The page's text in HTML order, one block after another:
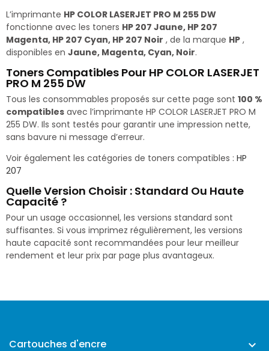
L’imprimante HP COLOR LASERJET PRO M 255 DW
fonctionne avec les toners HP 207 Jaune, HP 207
Magenta, HP 207 Cyan, HP 207 Noir , de la marque HP ,
disponibles en Jaune, Magenta, Cyan, Noir.
Toners Compatibles Pour HP COLOR LASERJET
PRO M 255 DW
Tous les consommables proposés sur cette page sont 100 %
compatibles avec l’imprimante HP COLOR LASERJET PRO M
255 DW. Ils sont testés pour garantir une impression nette,
sans bavure ni message d’erreur.
Voir également les catégories de toners compatibles : HP
207
Quelle Version Choisir : Standard Ou Haute
Capacité ?
Pour un usage occasionnel, les versions standard sont
suffisantes. Si vous imprimez régulièrement, les versions
haute capacité sont recommandées pour leur meilleur
rendement et leur prix par page plus avantageux.
Cartouches d'encre 